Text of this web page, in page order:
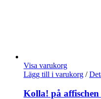
Visa varukorg
Lägg till i varukorg /
Kolla! på affischen